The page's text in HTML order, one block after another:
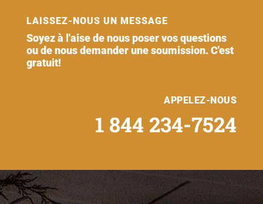
LAISSEZ-NOUS UN MESSAGE
Soyez à l'aise de nous poser vos questions
ou de nous demander une soumission. C'est
gratuit!
APPELEZ-NOUS
1 844 234-7524